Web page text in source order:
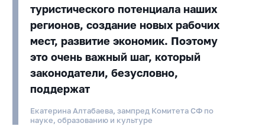
туристического потенциала наших
регионов, создание новых рабочих
мест, развитие экономик. Поэтому
это очень важный шаг, который
законодатели, безусловно,
поддержат
Екатерина Алтабаева, зампред Комитета СФ по
науке, образованию и культуре